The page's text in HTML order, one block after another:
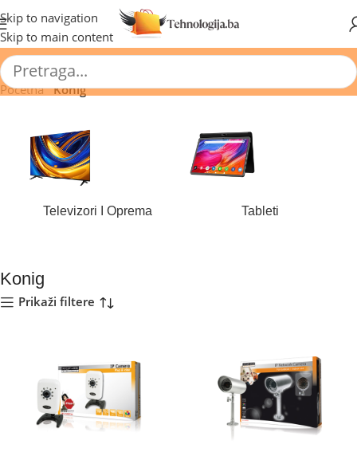
Skip to navigation
Skip to main content
🔥 Pogledajte aktuelne akcije 🔥
Početna/ Konig
Televizori I Oprema Tableti
Konig
Prikaži filtere